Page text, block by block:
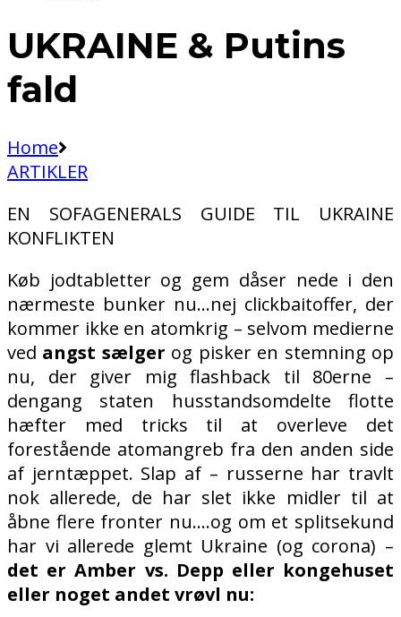
UKRAINE & Putins
fald
Home
ARTIKLER
EN SOFAGENERALS GUIDE TIL UKRAINE
KONFLIKTEN
Køb jodtabletter og gem dåser nede i den
nærmeste bunker nu…nej clickbaitoffer, der
kommer ikke en atomkrig – selvom medierne
ved angst sælger og pisker en stemning op
nu, der giver mig flashback til 80erne –
dengang staten husstandsomdelte flotte
hæfter med tricks til at overleve det
forestående atomangreb fra den anden side
af jerntæppet. Slap af – russerne har travlt
nok allerede, de har slet ikke midler til at
åbne flere fronter nu….og om et splitsekund
har vi allerede glemt Ukraine (og corona) –
det er Amber vs. Depp eller kongehuset
eller noget andet vrøvl nu: